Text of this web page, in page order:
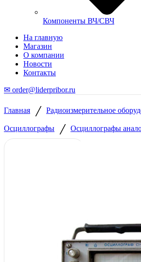
Компоненты ВЧ/СВЧ
На главную
Магазин
О компании
Новости
Контакты
✉ order@liderpribor.ru
Главная / Радиоизмерительное
Осциллографы / Осциллографы